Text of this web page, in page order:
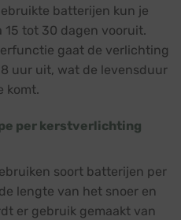
batterijen kun je
tot 30 dagen vooruit.
gaat de verlichting
uur uit, wat de levensduur
komt.
per kerstverlichting
soort batterijen per
lengte van het snoer en
er gebruik gemaakt van